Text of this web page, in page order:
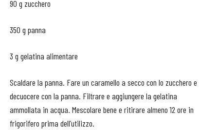
90 g zucchero
350 g panna
3 g gelatina alimentare
Scaldare la panna. Fare un caramello a secco con lo zucchero e
decuocere con la panna. Filtrare e aggiungere la gelatina
ammollata in acqua. Mescolare bene e ritirare almeno 12 ore in
frigorifero prima dell’utilizzo.